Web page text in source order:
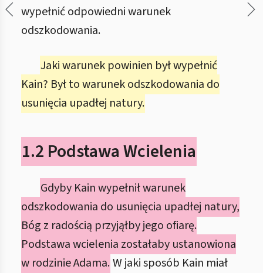
wypełnić odpowiedni warunek
odszkodowania.
Jaki warunek powinien był wypełnić
Kain? Był to warunek odszkodowania do
usunięcia upadłej natury.
1.2 Podstawa Wcielenia
Gdyby Kain wypełnił warunek
odszkodowania do usunięcia upadłej natury,
Bóg z radością przyjąłby jego ofiarę.
Podstawa wcielenia zostałaby ustanowiona
w rodzinie Adama.W jaki sposób Kain miał